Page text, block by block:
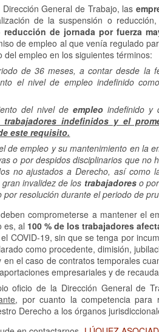
General de Trabajo, las
de la suspensión o
de jornada por fuerza
de empleo al que venía regulado
del empleo en los siguientes términos:
de 36 meses, a contar desde la
el nivel de empleo indefinido
del nivel de empleoindefinido y
indefinidos y el
este requisito.
de empleo y su mantenimiento en la
o por despidos disciplinarios que
no ajustados a Derecho, así como
invalidez de los trabajadoreso por
resolución durante el periodo de
comprometerse a mantener el
es, al 100 % de los trabajadores
COVID-19, sin que se tenga por
como procedente, dimisión,
en el caso de contratos temporales
empresariales y de
oficio de la Dirección General de
, por cuanto la competencia para
Derecho a los órganos